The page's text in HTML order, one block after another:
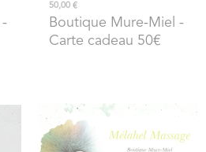
-
50,00 €
Boutique Mure-Miel -
Carte cadeau 50€